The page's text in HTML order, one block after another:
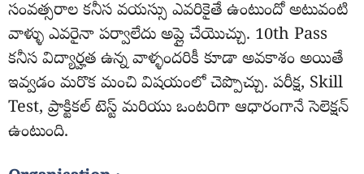
సంవత్సరాల కనీస వయస్సు ఎవరికైతే ఉంటుందో అటువంటి
వాళ్ళు ఎవరైనా పర్వాలేదు అప్లై చేయొచ్చు. 10th Pass
కనీస విద్యార్హత ఉన్న వాళ్ళందరికీ కూడా అవకాశం అయితే
ఇవ్వడం మరొక మంచి విషయంలో చెప్పొచ్చు. పరీక్ష, Skill
Test, ప్రాక్టికల్ టెస్ట్ మరియు ఒంటరిగా ఆధారంగానే సెలెక్షన్
ఉంటుంది.